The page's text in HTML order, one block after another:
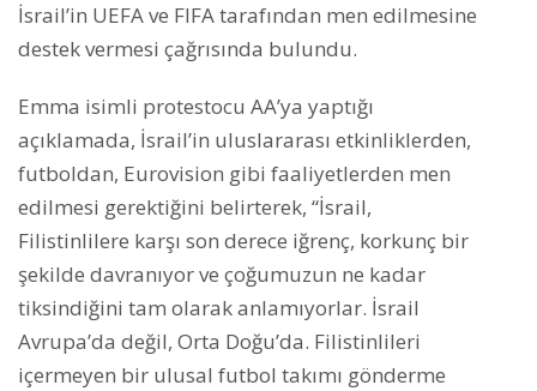
İsrail’in UEFA ve FIFA tarafından men edilmesine
destek vermesi çağrısında bulundu.
Emma isimli protestocu AA’ya yaptığı
açıklamada, İsrail’in uluslararası etkinliklerden,
futboldan, Eurovision gibi faaliyetlerden men
edilmesi gerektiğini belirterek, “İsrail,
Filistinlilere karşı son derece iğrenç, korkunç bir
şekilde davranıyor ve çoğumuzun ne kadar
tiksindiğini tam olarak anlamıyorlar. İsrail
Avrupa’da değil, Orta Doğu’da. Filistinlileri
içermeyen bir ulusal futbol takımı gönderme